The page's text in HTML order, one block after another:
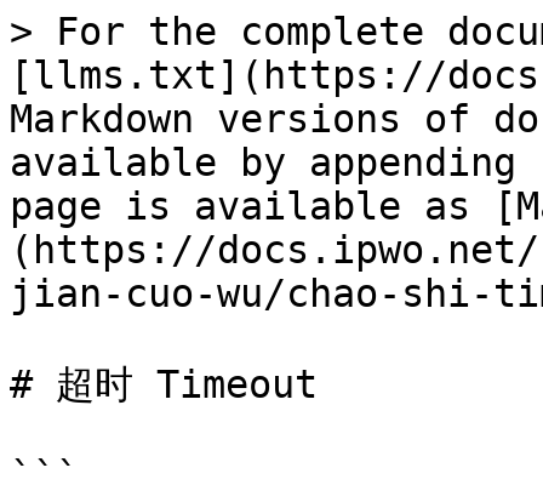
> For the complete
[llms.txt](https://
Markdown versions of
available by
page is available as
(https://docs.ipwo.net/
jian-cuo-wu/chao-shi-
# 超时 Timeout
```